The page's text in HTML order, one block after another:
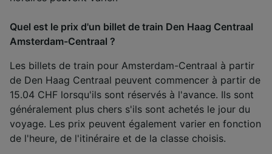
Quel est le prix d'un billet de train Den Haag Centraal
Amsterdam-Centraal ?
Les billets de train pour Amsterdam-Centraal à partir
de Den Haag Centraal peuvent commencer à partir de
15.04 CHF lorsqu'ils sont réservés à l'avance. Ils sont
généralement plus chers s'ils sont achetés le jour du
voyage. Les prix peuvent également varier en fonction
de l'heure, de l'itinéraire et de la classe choisis.